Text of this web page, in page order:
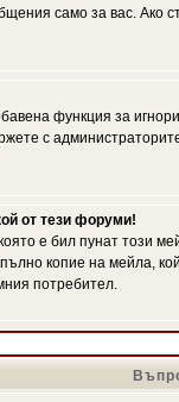
само за вас. Ако
функция за
с
от тези форуми!
е бил пунат този
копие на мейла,
потребител.